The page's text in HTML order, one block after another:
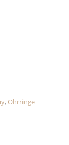
Menge
, Ohrringe